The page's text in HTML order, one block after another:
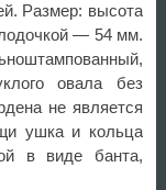
Размер: высота
— 54 мм.
овала без
не является
ушка и кольца
в виде банта,